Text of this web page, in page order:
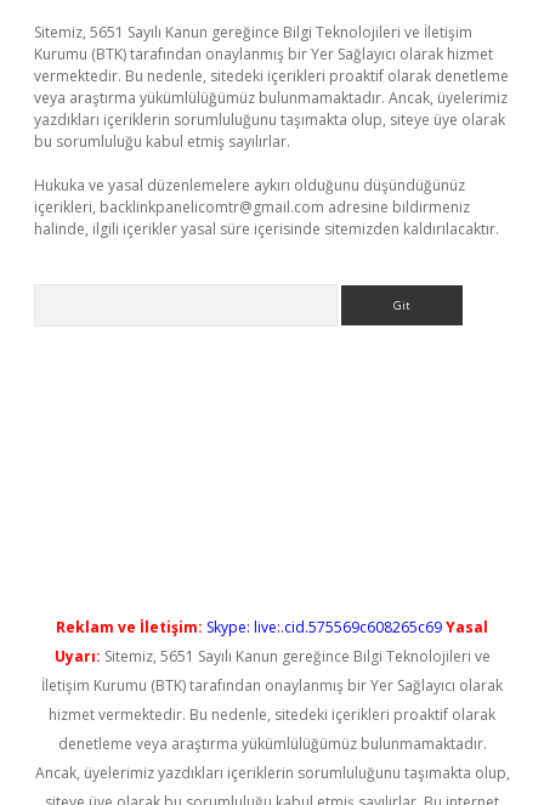
Sitemiz, 5651 Sayılı Kanun gereğince Bilgi Teknolojileri ve İletişim
Kurumu (BTK) tarafından onaylanmış bir Yer Sağlayıcı olarak hizmet
vermektedir. Bu nedenle, sitedeki içerikleri proaktif olarak denetleme
veya araştırma yükümlülüğümüz bulunmamaktadır. Ancak, üyelerimiz
yazdıkları içeriklerin sorumluluğunu taşımakta olup, siteye üye olarak
bu sorumluluğu kabul etmiş sayılırlar.
Hukuka ve yasal düzenlemelere aykırı olduğunu düşündüğünüz
içerikleri, backlinkpanelicomtr@gmail.com adresine bildirmeniz
halinde, ilgili içerikler yasal süre içerisinde sitemizden kaldırılacaktır.
Reklam ve İletişim: Skype: live:.cid.575569c608265c69Yasal
Uyarı: Sitemiz, 5651 Sayılı Kanun gereğince Bilgi Teknolojileri ve
İletişim Kurumu (BTK) tarafından onaylanmış bir Yer Sağlayıcı olarak
hizmet vermektedir. Bu nedenle, sitedeki içerikleri proaktif olarak
denetleme veya araştırma yükümlülüğümüz bulunmamaktadır.
Ancak, üyelerimiz yazdıkları içeriklerin sorumluluğunu taşımakta olup,